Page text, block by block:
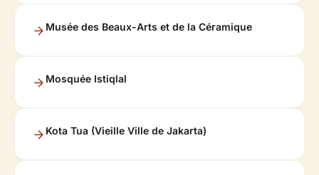
Musée des Beaux-Arts et de la Céramique
Mosquée Istiqlal
Kota Tua (Vieille Ville de Jakarta)